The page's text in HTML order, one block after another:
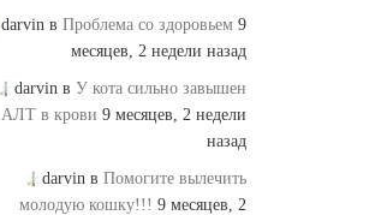
darvin в Проблема со здоровьем 9
месяцев, 2 недели назад
darvin в У кота сильно завышен
АЛТ в крови 9 месяцев, 2 недели
назад
darvin в Помогите вылечить
молодую кошку!!! 9 месяцев, 2